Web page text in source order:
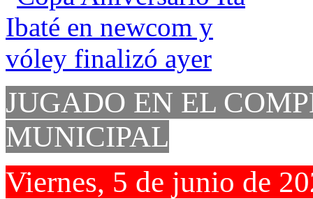
JUGADO EN EL
MUNICIPAL
Viernes, 5 de junio de